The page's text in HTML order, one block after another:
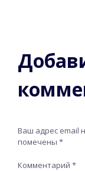
Ваш адрес email
помечены *
Комментарий *